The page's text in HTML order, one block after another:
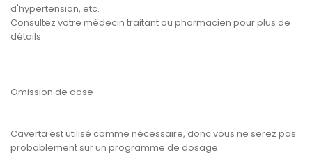
d'hypertension, etc.
Consultez votre médecin traitant ou pharmacien pour plus de
détails.
Omission de dose
Caverta est utilisé comme nécessaire, donc vous ne serez pas
probablement sur un programme de dosage.